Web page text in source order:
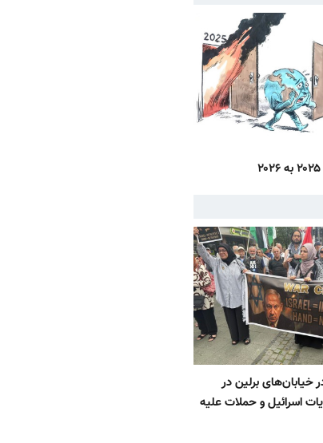
خیابان‌های برلین در
اسرائیل و حملات علیه